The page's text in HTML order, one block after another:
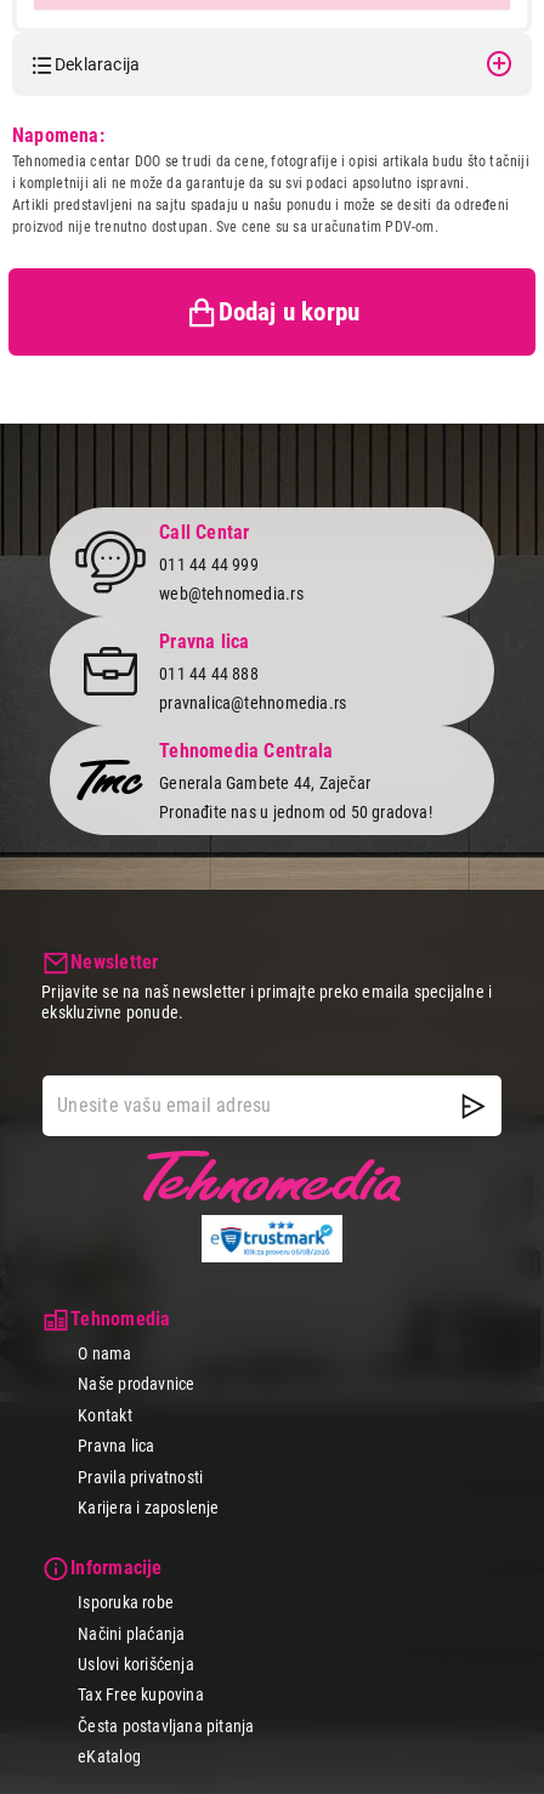
Deklaracija
Naziv i vrsta robe:
TOSTER
Uvoznik:
KimTec
Zemlja porekla:
Kina
kupaca po osnovu zakona o
Napomena:
Tehnomedia centar DOO se trudi da cene, fotografije i opisi artikala budu što tačniji
i kompletniji ali ne može da garantuje da su svi podaci apsolutno ispravni.
Artikli predstavljeni na sajtu spadaju u našu ponudu i može se desiti da određeni
proizvod nije trenutno dostupan. Sve cene su sa uračunatim PDV-om.
Dodaj u korpu
4.500,00
Proizvod je dodat u korpu.
Nastavi kupovinu
Završi kupovinu
Call Centar
011 44 44 999
web@tehnomedia.rs
Pravna lica
011 44 44 888
pravnalica@tehnomedia.rs
Tehnomedia Centrala
Generala Gambete 44, Zaječar
Pronađite nas u jednom od 50 gradova!
Tehnomedia
O nama
Naše prodavnice
Kontakt
Pravna lica
Pravila privatnosti
Karijera i zaposlenje
Informacije
Isporuka robe
Načini plaćanja
Uslovi korišćenja
Tax Free kupovina
Česta postavljana pitanja
eKatalog
Newsletter
Prijavite se na naš newsletter i primajte preko emaila specijalne i
ekskluzivne ponude.